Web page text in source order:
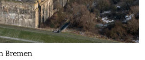
Bremen